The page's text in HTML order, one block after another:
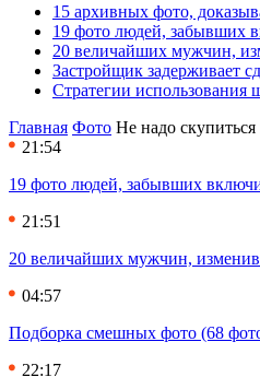
15 архивных фото,
19 фото людей, забывших
20 величайших мужчин,
Застройщик задерживает
Стратегии использования
Главная Фото Не надо
21:54
19 фото людей, забывших
21:51
20 величайших мужчин,
04:57
Подборка смешных фото (68
22:17